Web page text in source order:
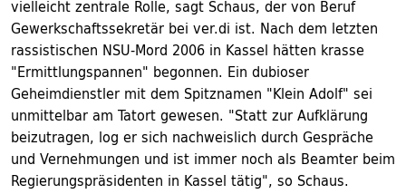
vielleicht zentrale Rolle, sagt Schaus, der von Beruf
Gewerkschaftssekretär bei ver.di ist. Nach dem letzten
rassistischen NSU-Mord 2006 in Kassel hätten krasse
"Ermittlungspannen" begonnen. Ein dubioser
Geheimdienstler mit dem Spitznamen "Klein Adolf" sei
unmittelbar am Tatort gewesen. "Statt zur Aufklärung
beizutragen, log er sich nachweislich durch Gespräche
und Vernehmungen und ist immer noch als Beamter beim
Regierungspräsidenten in Kassel tätig", so Schaus.